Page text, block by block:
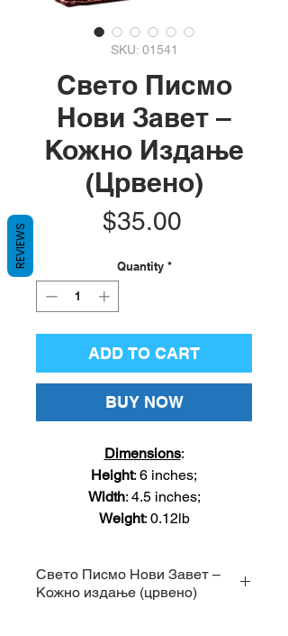
SKU: 01541
Свето Писмо
Нови Завет –
Кожно Издање
(Црвено)
$35.00Price
Quantity *
ADD TO CART
BUY NOW
Dimensions:
Height: 6 inches;
Width: 4.5 inches;
Weight: 0.12lb
Свето Писмо Нови Завет –
Кожно издање (црвено)
REVIEWS